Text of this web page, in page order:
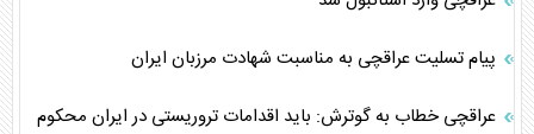
پیام تسلیت عراقچی به مناسبت شهادت مرزبان ایران
عراقچی خطاب به گوترش: باید اقدامات تروریستی در ایران محکوم